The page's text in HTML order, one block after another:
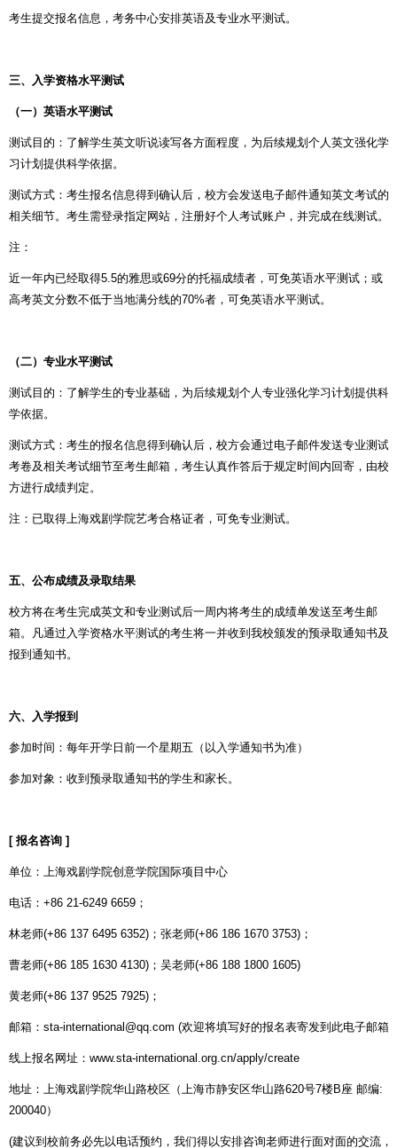
考生提交报名信息，考务中心安排英语及专业水平测试。
三、入学资格水平测试
（一）英语水平测试
测试目的：了解学生英文听说读写各方面程度，为后续规划个人英文强化学
习计划提供科学依据。
测试方式：考生报名信息得到确认后，校方会发送电子邮件通知英文考试的
相关细节。考生需登录指定网站，注册好个人考试账户，并完成在线测试。
注：
近一年内已经取得5.5的雅思或69分的托福成绩者，可免英语水平测试；或
高考英文分数不低于当地满分线的70%者，可免英语水平测试。
（二）专业水平测试
测试目的：了解学生的专业基础，为后续规划个人专业强化学习计划提供科
学依据。
测试方式：考生的报名信息得到确认后，校方会通过电子邮件发送专业测试
考卷及相关考试细节至考生邮箱，考生认真作答后于规定时间内回寄，由校
方进行成绩判定。
注：已取得上海戏剧学院艺考合格证者，可免专业测试。
五、公布成绩及录取结果
校方将在考生完成英文和专业测试后一周内将考生的成绩单发送至考生邮
箱。凡通过入学资格水平测试的考生将一并收到我校颁发的预录取通知书及
报到通知书。
六、入学报到
参加时间：每年开学日前一个星期五 （以入学通知书为准）
参加对象：收到预录取通知书的学生和家长。
[ 报名咨询 ]
单位：上海戏剧学院创意学院国际项目中心
电话： +86 21-6249 6659 ；
林老师(+86 137 6495 6352) ；张老师(+86 186 1670 3753) ；
曹老师(+86 185 1630 4130) ；吴老师(+86 188 1800 1605)
黄老师(+86 137 9525 7925) ；
邮箱： sta-international@qq.com (欢迎将填写好的报名表寄发到此电子邮箱
线上报名网址： www.sta-international.org.cn/apply/create
地址：上海戏剧学院华山路校区（上海市静安区华山路620号7楼B座 邮编:
200040）
(建议到校前务必先以电话预约，我们得以安排咨询老师进行面对面的交流，